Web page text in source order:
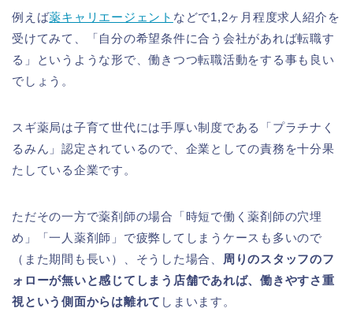
例えば薬キャリエージェント などで1,2ヶ月程度求人紹介を
受けてみて、「自分の希望条件に合う会社があれば転職す
る」というような形で、働きつつ転職活動をする事も良い
でしょう。
スギ薬局は子育て世代には手厚い制度である「プラチナく
るみん」認定されているので、企業としての責務を十分果
たしている企業です。
ただその一方で薬剤師の場合「時短で働く薬剤師の穴埋
め」「一人薬剤師」で疲弊してしまうケースも多いので
（また期間も長い）、そうした場合、 周りのスタッフのフ
ォローが無いと感じてしまう店舗であれば、働きやすさ重
視という側面からは離れて しまいます。